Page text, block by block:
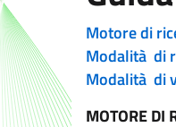
Motore di
Modalità di
Modalità di
MOTORE DI